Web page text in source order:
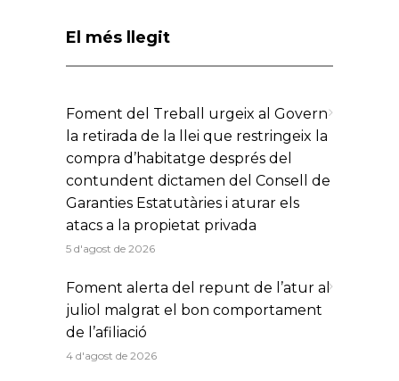
El més llegit
Foment del Treball urgeix al Govern
la retirada de la llei que restringeix la
compra d’habitatge després del
contundent dictamen del Consell de
Garanties Estatutàries i aturar els
atacs a la propietat privada
5 d'agost de 2026
Foment alerta del repunt de l’atur al
juliol malgrat el bon comportament
de l’afiliació
4 d'agost de 2026